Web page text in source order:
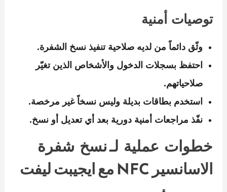
توصيات أمنية
وثّق دائماً من لديه صلاحية تنفيذ نسخ الشفرة.
احتفظ بسجلات الدخول والأشخاص الذين تغيّر
صلاحياتهم.
استخدم بطاقات بديلة وليس نسخاً غير مرخصة.
نفّذ مراجعات أمنية دورية بعد أي تعديل أو نسخ.
خطوات عملية لـ نسخ شفرة
الاسانسير NFC مع ايجيبت ليفت